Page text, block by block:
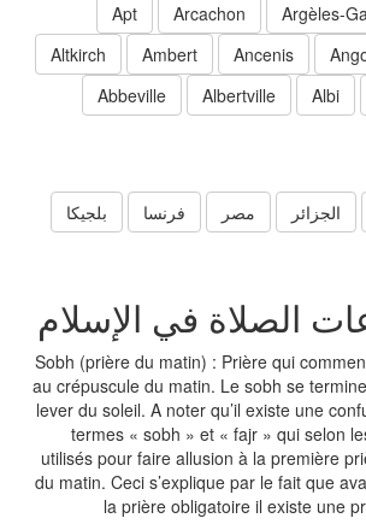
Arcachon
Ancenis
Ambert
Altkirch
Albertville
Abbeville
الجزائر مصر فرنسا
بلجيكا
في الإسلام
Sobh (prière du matin) : Prière qui
au crépuscule du matin. Le sobh se
lever du soleil. A noter qu’il existe une
termes « sobh » et « fajr » qui
utilisés pour faire allusion à la
du matin. Ceci s’explique par le fait que
la prière obligatoire il existe